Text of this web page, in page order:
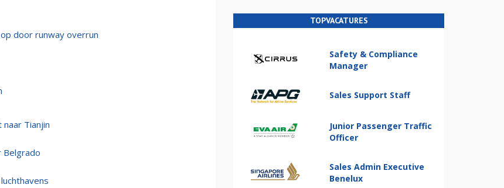
door runway overrun
Tianjin
Belgrado
TOPVACATURES
Safety & Compliance
Manager
Sales Support Staff
Junior Passenger Traffic
Officer
Sales Admin Executive
Benelux